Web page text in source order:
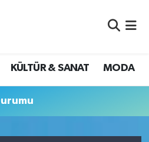
KÜLTÜR & SANAT MODA
Haritası